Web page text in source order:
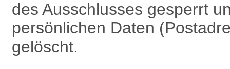
des Ausschlusses gesperrt
persönlichen Daten
gelöscht.